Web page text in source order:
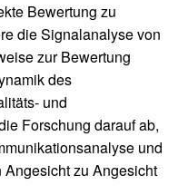
Bewertung zu
die Signalanalyse von
zur Bewertung
des
und
Forschung darauf ab,
und
zu Angesicht